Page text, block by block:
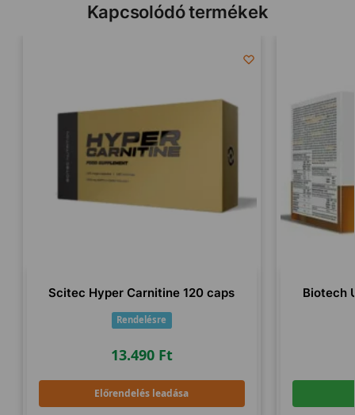
Kapcsolódó termékek
Scitec Hyper Carnitine 120 caps
Rendelésre
13.490 Ft
Előrendelés leadása
Biotech